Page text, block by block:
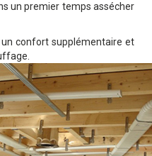
un premier temps assécher
confort supplémentaire et